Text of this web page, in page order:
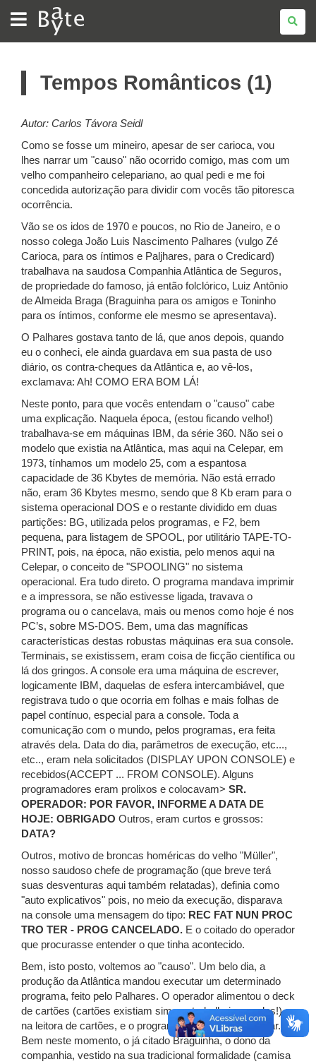
BATE
BYTE
Tempos Românticos (1)
Autor: Carlos Távora Seidl
Como se fosse um mineiro, apesar de ser carioca, vou
lhes narrar um "causo" não ocorrido comigo, mas com um
velho companheiro celepariano, ao qual pedi e me foi
concedida autorização para dividir com vocês tão pitoresca
ocorrência.
Vão se os idos de 1970 e poucos, no Rio de Janeiro, e o
nosso colega João Luis Nascimento Palhares (vulgo Zé
Carioca, para os íntimos e Paljhares, para o Credicard)
trabalhava na saudosa Companhia Atlântica de Seguros,
de propriedade do famoso, já então folclórico, Luiz Antônio
de Almeida Braga (Braguinha para os amigos e Toninho
para os íntimos, conforme ele mesmo se apresentava).
O Palhares gostava tanto de lá, que anos depois, quando
eu o conheci, ele ainda guardava em sua pasta de uso
diário, os contra-cheques da Atlântica e, ao vê-los,
exclamava: Ah! COMO ERA BOM LÁ!
Neste ponto, para que vocês entendam o "causo" cabe
uma explicação. Naquela época, (estou ficando velho!)
trabalhava-se em máquinas IBM, da série 360. Não sei o
modelo que existia na Atlântica, mas aqui na Celepar, em
1973, tínhamos um modelo 25, com a espantosa
capacidade de 36 Kbytes de memória. Não está errado
não, eram 36 Kbytes mesmo, sendo que 8 Kb eram para o
sistema operacional DOS e o restante dividido em duas
partições: BG, utilizada pelos programas, e F2, bem
pequena, para listagem de SPOOL, por utilitário TAPE-TO-
PRINT, pois, na época, não existia, pelo menos aqui na
Celepar, o conceito de "SPOOLING" no sistema
operacional. Era tudo direto. O programa mandava imprimir
e a impressora, se não estivesse ligada, travava o
programa ou o cancelava, mais ou menos como hoje é nos
PC’s, sobre MS-DOS. Bem, uma das magníficas
características destas robustas máquinas era sua console.
Terminais, se existissem, eram coisa de ficção científica ou
lá dos gringos. A console era uma máquina de escrever,
logicamente IBM, daquelas de esfera intercambiável, que
registrava tudo o que ocorria em folhas e mais folhas de
papel contínuo, especial para a console. Toda a
comunicação com o mundo, pelos programas, era feita
através dela. Data do dia, parâmetros de execução, etc...,
etc.., eram nela solicitados (DISPLAY UPON CONSOLE) e
recebidos(ACCEPT ... FROM CONSOLE). Alguns
programadores eram prolixos e colocavam> SR.
OPERADOR: POR FAVOR, INFORME A DATA DE
HOJE: OBRIGADO Outros, eram curtos e grossos:
DATA?
Outros, motivo de broncas homéricas do velho "Müller",
nosso saudoso chefe de programação (que breve terá
suas desventuras aqui também relatadas), definia como
"auto explicativos" pois, no meio da execução, disparava
na console uma mensagem do tipo: REC FAT NUN PROC
TRO TER - PROG CANCELADO. E o coitado do operador
que procurasse entender o que tinha acontecido.
Bem, isto posto, voltemos ao "causo". Um belo dia, a
produção da Atlântica mandou executar um determinado
programa, feito pelo Palhares. O operador alimentou o deck
de cartões (cartões existiam sim, eu trabalhei com eles!)
na leitora de cartões, e o programa começou a executar.
Bem neste momento, o já citado Braguinha, o dono da
companhia, vestido na sua tradicional formalidade (camisa